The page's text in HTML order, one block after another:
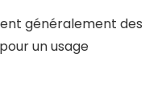
généralement des
pour un usage